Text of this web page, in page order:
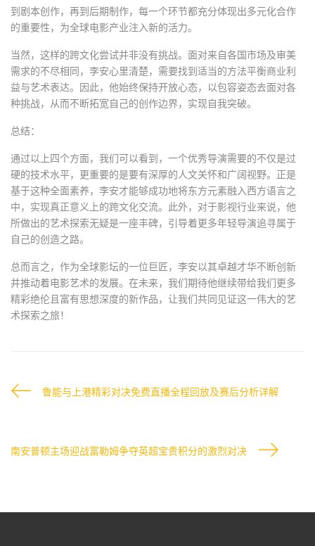
到剧本创作，再到后期制作，每一个环节都充分体现出多元化合作
的重要性，为全球电影产业注入新的活力。
当然，这样的跨文化尝试并非没有挑战。面对来自各国市场及审美
需求的不尽相同，李安心里清楚，需要找到适当的方法平衡商业利
益与艺术表达。因此，他始终保持开放心态，以包容姿态去面对各
种挑战，从而不断拓宽自己的创作边界，实现自我突破。
总结：
通过以上四个方面，我们可以看到，一个优秀导演需要的不仅是过
硬的技术水平，更重要的是要有深厚的人文关怀和广阔视野。正是
基于这种全面素养，李安才能够成功地将东方元素融入西方语言之
中，实现真正意义上的跨文化交流。此外，对于影视行业来说，他
所做出的艺术探索无疑是一座丰碑，引导着更多年轻导演追寻属于
自己的创造之路。
总而言之，作为全球影坛的一位巨匠，李安以其卓越才华不断创新
并推动着电影艺术的发展。在未来，我们期待他继续带给我们更多
精彩绝伦且富有思想深度的新作品，让我们共同见证这一伟大的艺
术探索之旅！
鲁能与上港精彩对决免费直播全程回放及赛后分析详解
南安普顿主场迎战富勒姆争夺英超宝贵积分的激烈对决